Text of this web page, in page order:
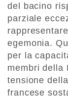
del bacino
parziale
egemonia.
per la
membri della
tensione
francese